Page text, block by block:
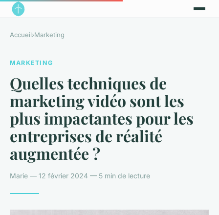
Accueil›Marketing
MARKETING
Quelles techniques de
marketing vidéo sont les
plus impactantes pour les
entreprises de réalité
augmentée ?
Marie — 12 février 2024 — 5 min de lecture